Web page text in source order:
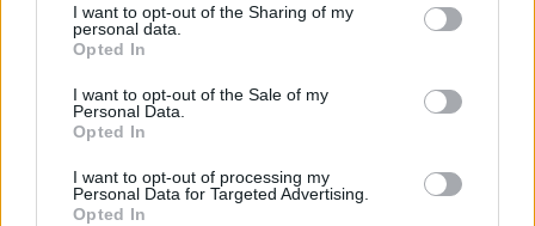
I want to opt-out of the Sharing of my
personal data.
Opted In
I want to opt-out of the Sale of my
Personal Data.
Opted In
I want to opt-out of processing my
Personal Data for Targeted Advertising.
Opted In